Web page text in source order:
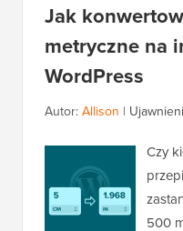
Jak
metryczne na
WordPress
Autor:Allison |
Czy
500